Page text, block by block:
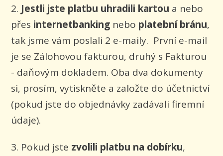
2. Jestli jste platbu uhradili kartou a nebo
přes internetbanking nebo platební bránu,
tak jsme vám poslali 2 e-maily. První e-mail
je se Zálohovou fakturou, druhý s Fakturou
- daňovým dokladem. Oba dva dokumenty
si, prosím, vytiskněte a založte do účetnictví
(pokud jste do objednávky zadávali firemní
údaje).
3. Pokud jste zvolili platbu na dobírku,